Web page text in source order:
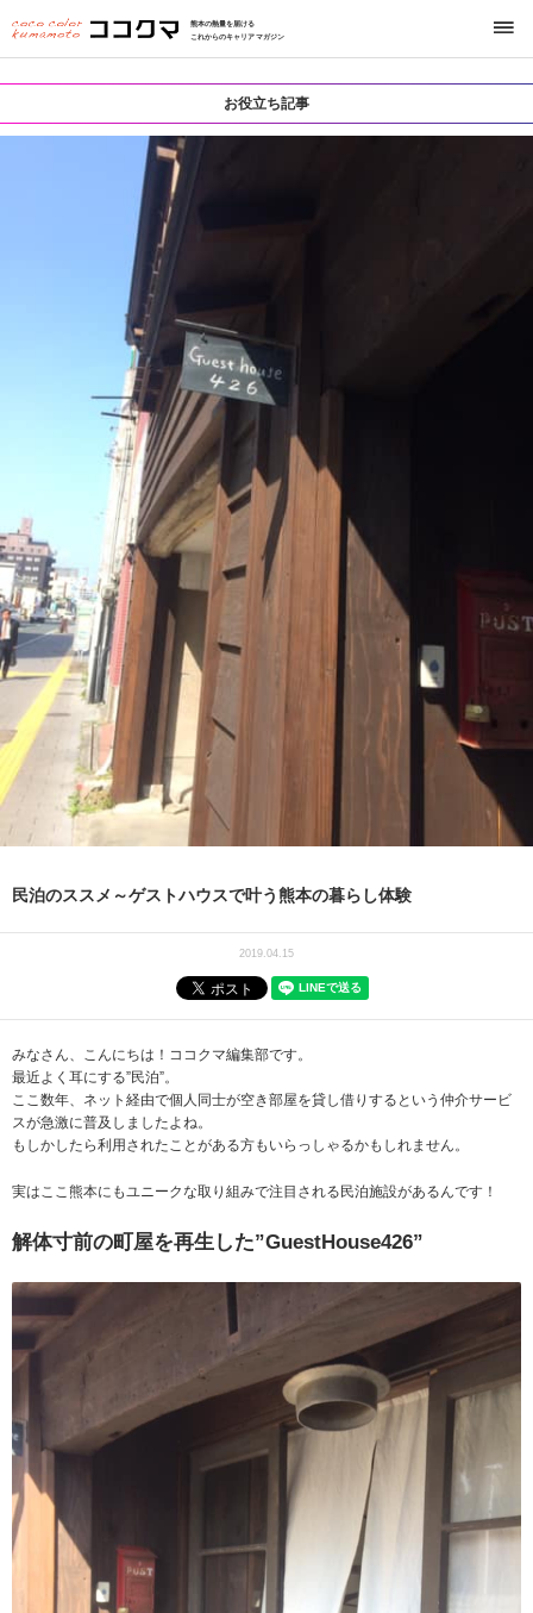
熊本の熱量を届ける
これからのキャリアマガジン
お役立ち記事
民泊のススメ～ゲストハウスで叶う熊本の暮らし体験
2019.04.15
みなさん、こんにちは！ココクマ編集部です。
最近よく耳にする”民泊”。
ここ数年、ネット経由で個人同士が空き部屋を貸し借りするという仲介サービ
スが急激に普及しましたよね。
もしかしたら利用されたことがある方もいらっしゃるかもしれません。
実はここ熊本にもユニークな取り組みで注目される民泊施設があるんです！
解体寸前の町屋を再生した”GuestHouse426”